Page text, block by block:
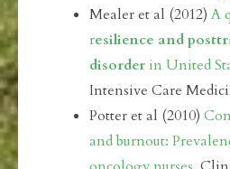
Mealer et al (2012) A
resilience and
disorderin United
Intensive Care
Potter et al (2010)
and burnout: